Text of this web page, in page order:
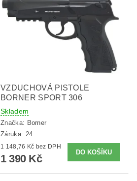
VZDUCHOVÁ PISTOLE
BORNER SPORT 306
Skladem
Značka: Borner
Záruka: 24
1 148,76 Kč bez DPH
1 390 Kč